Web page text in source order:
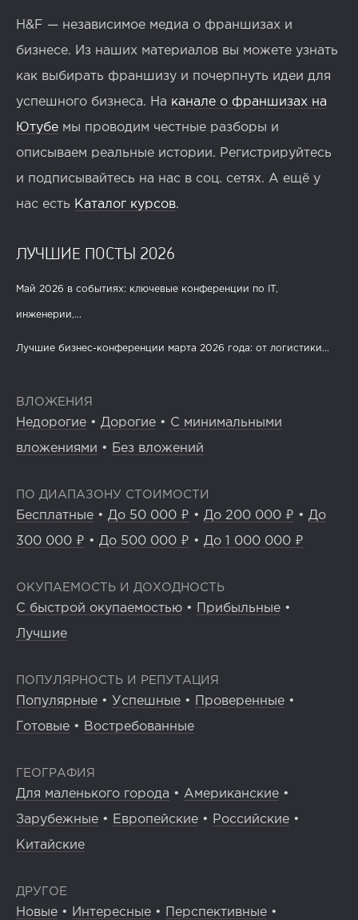
H&F — независимое медиа о франшизах и
бизнесе. Из наших материалов вы можете узнать
как выбирать франшизу и почерпнуть идеи для
успешного бизнеса. На канале о франшизах на
Ютубе мы проводим честные разборы и
описываем реальные истории. Регистрируйтесь
и подписывайтесь на нас в соц. сетях. А ещё у
нас есть Каталог курсов.
ЛУЧШИЕ ПОСТЫ 2026
Май 2026 в событиях: ключевые конференции по IT,
инженерии,...
Лучшие бизнес-конференции марта 2026 года: от логистики...
ВЛОЖЕНИЯ
Недорогие • Дорогие • С минимальными
вложениями • Без вложений
ПО ДИАПАЗОНУ СТОИМОСТИ
Бесплатные • До 50 000 ₽ • До 200 000 ₽ • До
300 000 ₽ • До 500 000 ₽ • До 1 000 000 ₽
ОКУПАЕМОСТЬ И ДОХОДНОСТЬ
С быстрой окупаемостью • Прибыльные •
Лучшие
ПОПУЛЯРНОСТЬ И РЕПУТАЦИЯ
Популярные • Успешные • Проверенные •
Готовые • Востребованные
ГЕОГРАФИЯ
Для маленького города • Американские •
Зарубежные • Европейские • Российские •
Китайские
ДРУГОЕ
Новые • Интересные • Перспективные •